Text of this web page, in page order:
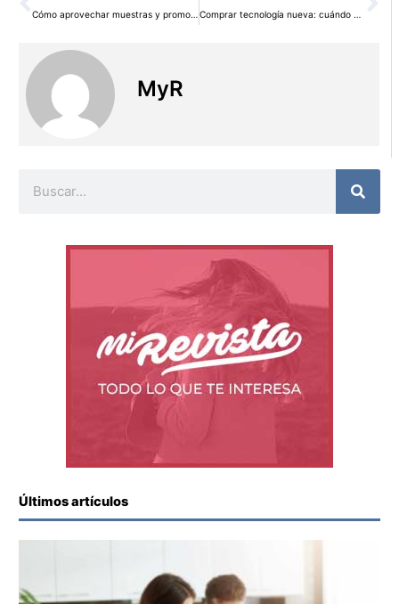
Cómo aprovechar muestras y promociones para ahorrar en el día a día Comprar tecnología nueva: cuándo merece la pena y cuándo no
MyR
Últimos artículos